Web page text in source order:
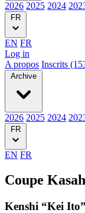
2026 2025 2024
FR
EN FR
Log in
A propos Inscrits
Archive
2026 2025 2024
FR
EN FR
Coupe
Kenshi “Kei Ito”